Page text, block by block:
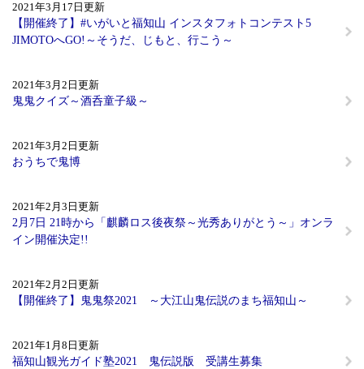
2021年3月17日更新
【開催終了】#いがいと福知山 インスタフォトコンテスト5
JIMOTOへGO!～そうだ、じもと、行こう～
2021年3月2日更新
鬼鬼クイズ～酒呑童子級～
2021年3月2日更新
おうちで鬼博
2021年2月3日更新
2月7日 21時から「麒麟ロス後夜祭～光秀ありがとう～」オンラ
イン開催決定!!
2021年2月2日更新
【開催終了】鬼鬼祭2021 ～大江山鬼伝説のまち福知山～
2021年1月8日更新
福知山観光ガイド塾2021 鬼伝説版 受講生募集